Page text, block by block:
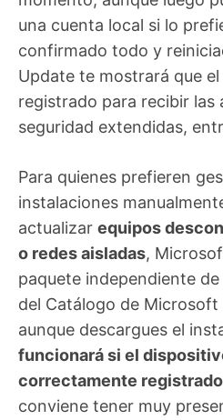
una cuenta local si lo
confirmado todo y
Update te mostrará que
registrado para recibir las
seguridad extendidas,
Para quienes prefieren
instalaciones
actualizar equipos
o redes aisladas,
paquete independiente
del Catálogo de Microsoft
aunque descargues el
funcionará si el
correctamente registrado
conviene tener muy